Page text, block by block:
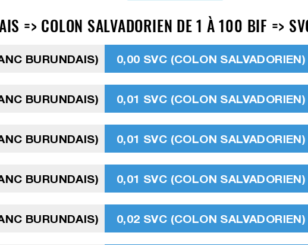
=> COLON SALVADORIEN DE 1 À 100 BIF =>
BURUNDAIS) 0,00 SVC (COLON SALVADORIEN)
BURUNDAIS) 0,01 SVC (COLON SALVADORIEN)
BURUNDAIS) 0,01 SVC (COLON SALVADORIEN)
BURUNDAIS) 0,01 SVC (COLON SALVADORIEN)
BURUNDAIS) 0,02 SVC (COLON SALVADORIEN)